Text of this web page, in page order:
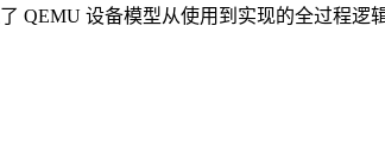
QEMU 设备模型从使用到实现的全过程逻辑